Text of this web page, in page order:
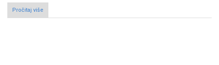
Pročitaj više
"Putovanje